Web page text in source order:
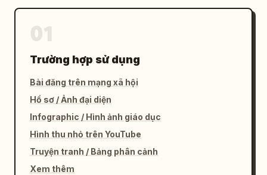
Trường hợp sử dụng
Bài đăng trên mạng xã hội
Hồ sơ / Ảnh đại diện
Infographic / Hình ảnh giáo dục
Hình thu nhỏ trên YouTube
Truyện tranh / Bảng phân cảnh
Xem thêm